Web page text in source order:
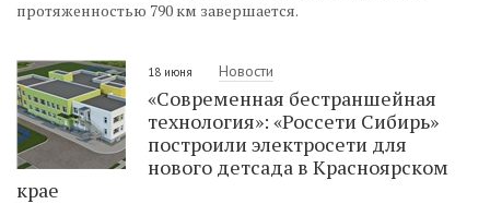
протяженностью 790 км завершается.
18 июня Новости
«Современная бестраншейная
технология»: «Россети Сибирь»
построили электросети для
нового детсада в Красноярском
крае